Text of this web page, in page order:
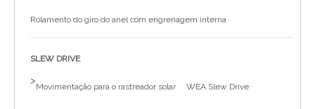
Rolamento do giro do anel com engrenagem interna
SLEW DRIVE
>
Movimentação para o rastreador solar WEA Slew Drive